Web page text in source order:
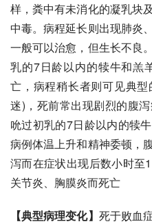
样，粪中有未消化的凝乳块
中毒。病程延长则出现肺炎
一般可以治愈，但生长不良
乳的7日龄以内的犊牛和羔
亡，病程稍长者则可见典
迷)，死前常出现剧烈的腹
吮过初乳的7日龄以内的犊
病例体温上升和精神委顿，
泻而在症状出现后数小时至
关节炎、 胸膜炎而死亡
【典型病理变化】 死于败血